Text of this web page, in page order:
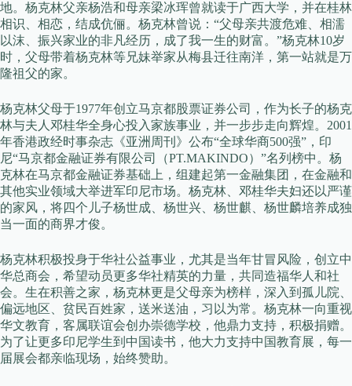
地。杨克林父亲杨浩和母亲梁冰珲曾就读于广西大学，并在桂林
相识、相恋，结成伉俪。杨克林曾说：“父母亲共渡危难、相濡
以沫、振兴家业的非凡经历，成了我一生的财富。”杨克林10岁
时，父母带着杨克林等兄妹举家从梅县迁往南洋，第一站就是万
隆祖父的家。
杨克林父母于1977年创立马京都股票证券公司，作为长子的杨克
林与夫人邓桂华全身心投入家族事业，并一步步走向辉煌。2001
年香港政经时事杂志《亚洲周刊》公布“全球华商500强”，印
尼“马京都金融证券有限公司（PT.MAKINDO）”名列榜中。杨
克林在马京都金融证券基础上，组建起第一金融集团，在金融和
其他实业领域大举进军印尼市场。杨克林、邓桂华夫妇还以严谨
的家风，将四个儿子杨世成、杨世兴、杨世麒、杨世麟培养成独
当一面的商界才俊。
杨克林积极投身于华社公益事业，尤其是当年甘冒风险，创立中
华总商会，希望动员更多华社精英的力量，共同造福华人和社
会。生在积善之家，杨克林更是父母亲为榜样，深入到孤儿院、
偏远地区、贫民百姓家，送米送油，习以为常。杨克林一向重视
华文教育，客属联谊会创办崇德学校，他鼎力支持，积极捐赠。
为了让更多印尼学生到中国读书，他大力支持中国教育展，每一
届展会都亲临现场，始终赞助。